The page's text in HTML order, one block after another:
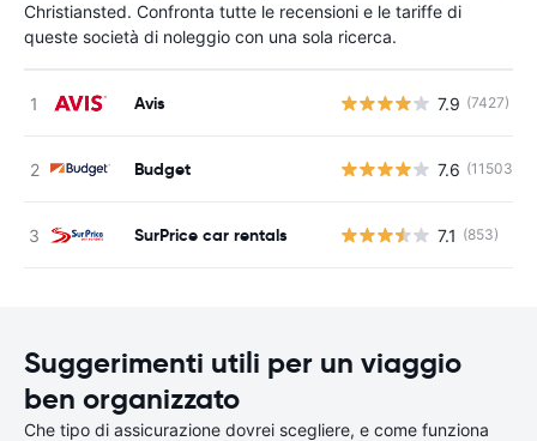
Christiansted. Confronta tutte le recensioni e le tariffe di
queste società di noleggio con una sola ricerca.
Avis 7.9 (7427)
Budget 7.6 (11503)
SurPrice car rentals 7.1 (853)
Suggerimenti utili per un viaggio
ben organizzato
Che tipo di assicurazione dovrei scegliere, e come funziona